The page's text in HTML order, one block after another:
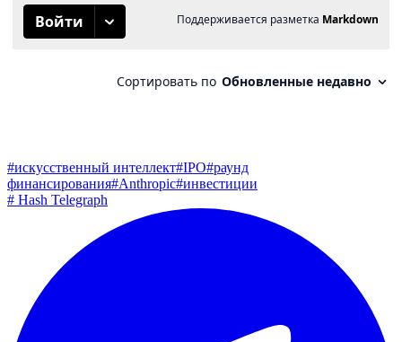
#искусственный интеллект#IPO#раунд
финансирования#Anthropic#инвестиции
# Hash Telegraph